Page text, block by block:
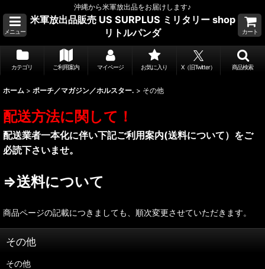
沖縄から米軍放出品をお届けします♪
メニュー
米軍放出品販売 US SURPLUS ミリタリー shop
リトルパンダ
カート
カテゴリ ご利用案内 マイページ お気に入り X（旧Twitter） 商品検索
ホーム > ポーチ／マガジン／ホルスター. > その他
配送方法に関して！
配送業者一本化に伴い下記ご利用案内(送料について）をご
必読下さいませ。
⇒送料について
商品ページの記載につきましても、順次変更させていただきます。
その他
その他